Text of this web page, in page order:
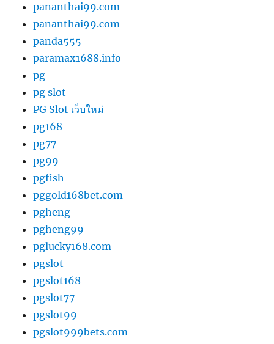
pananthai99.com
pananthai99.com
panda555
paramax1688.info
pg
pg slot
PG Slot เว็บใหม่
pg168
pg77
pg99
pgfish
pggold168bet.com
pgheng
pgheng99
pglucky168.com
pgslot
pgslot168
pgslot77
pgslot99
pgslot999bets.com